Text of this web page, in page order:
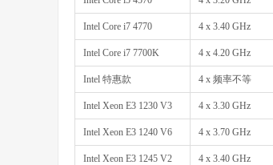
Intel Core i7 4770 4 x 3.40 GHz
Intel Core i7 7700K 4 x 4.20 GHz
Intel 特惠款 4 x 频率不等
Intel Xeon E3 1230 V3 4 x 3.30 GHz
Intel Xeon E3 1240 V6 4 x 3.70 GHz
Intel Xeon E3 1245 V2 4 x 3.40 GHz